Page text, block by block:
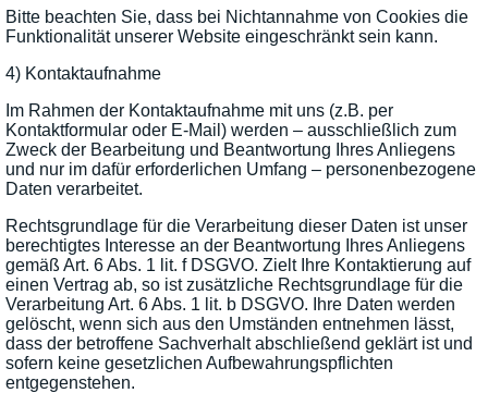
Bitte beachten Sie, dass bei Nichtannahme von Cookies die
Funktionalität unserer Website eingeschränkt sein kann.
4) Kontaktaufnahme
Im Rahmen der Kontaktaufnahme mit uns (z.B. per
Kontaktformular oder E-Mail) werden – ausschließlich zum
Zweck der Bearbeitung und Beantwortung Ihres Anliegens
und nur im dafür erforderlichen Umfang – personenbezogene
Daten verarbeitet.
Rechtsgrundlage für die Verarbeitung dieser Daten ist unser
berechtigtes Interesse an der Beantwortung Ihres Anliegens
gemäß Art. 6 Abs. 1 lit. f DSGVO. Zielt Ihre Kontaktierung auf
einen Vertrag ab, so ist zusätzliche Rechtsgrundlage für die
Verarbeitung Art. 6 Abs. 1 lit. b DSGVO. Ihre Daten werden
gelöscht, wenn sich aus den Umständen entnehmen lässt,
dass der betroffene Sachverhalt abschließend geklärt ist und
sofern keine gesetzlichen Aufbewahrungspflichten
entgegenstehen.